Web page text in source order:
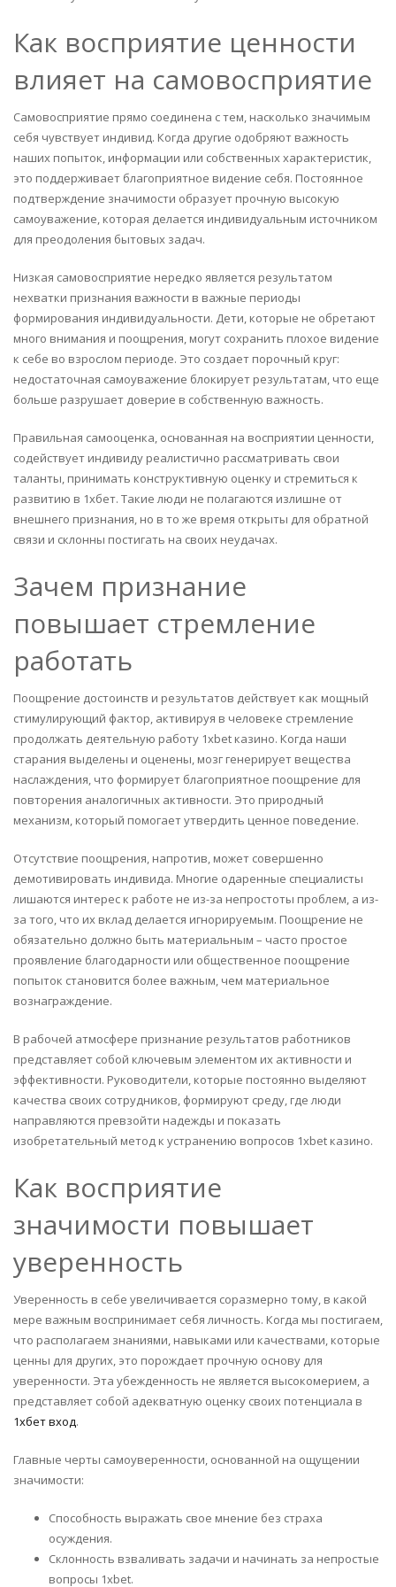
Как восприятие ценности
влияет на самовосприятие
Самовосприятие прямо соединена с тем, насколько значимым
себя чувствует индивид. Когда другие одобряют важность
наших попыток, информации или собственных характеристик,
это поддерживает благоприятное видение себя. Постоянное
подтверждение значимости образует прочную высокую
самоуважение, которая делается индивидуальным источником
для преодоления бытовых задач.
Низкая самовосприятие нередко является результатом
нехватки признания важности в важные периоды
формирования индивидуальности. Дети, которые не обретают
много внимания и поощрения, могут сохранить плохое видение
к себе во взрослом периоде. Это создает порочный круг:
недостаточная самоуважение блокирует результатам, что еще
больше разрушает доверие в собственную важность.
Правильная самооценка, основанная на восприятии ценности,
содействует индивиду реалистично рассматривать свои
таланты, принимать конструктивную оценку и стремиться к
развитию в 1хбет. Такие люди не полагаются излишне от
внешнего признания, но в то же время открыты для обратной
связи и склонны постигать на своих неудачах.
Зачем признание
повышает стремление
работать
Поощрение достоинств и результатов действует как мощный
стимулирующий фактор, активируя в человеке стремление
продолжать деятельную работу 1xbet казино. Когда наши
старания выделены и оценены, мозг генерирует вещества
наслаждения, что формирует благоприятное поощрение для
повторения аналогичных активности. Это природный
механизм, который помогает утвердить ценное поведение.
Отсутствие поощрения, напротив, может совершенно
демотивировать индивида. Многие одаренные специалисты
лишаются интерес к работе не из-за непростоты проблем, а из-
за того, что их вклад делается игнорируемым. Поощрение не
обязательно должно быть материальным – часто простое
проявление благодарности или общественное поощрение
попыток становится более важным, чем материальное
вознаграждение.
В рабочей атмосфере признание результатов работников
представляет собой ключевым элементом их активности и
эффективности. Руководители, которые постоянно выделяют
качества своих сотрудников, формируют среду, где люди
направляются превзойти надежды и показать
изобретательный метод к устранению вопросов 1xbet казино.
Как восприятие
значимости повышает
уверенность
Уверенность в себе увеличивается соразмерно тому, в какой
мере важным воспринимает себя личность. Когда мы постигаем,
что располагаем знаниями, навыками или качествами, которые
ценны для других, это порождает прочную основу для
уверенности. Эта убежденность не является высокомерием, а
представляет собой адекватную оценку своих потенциала в
1хбет вход.
Главные черты самоуверенности, основанной на ощущении
значимости:
Способность выражать свое мнение без страха
осуждения.
Склонность взваливать задачи и начинать за непростые
вопросы 1xbet.